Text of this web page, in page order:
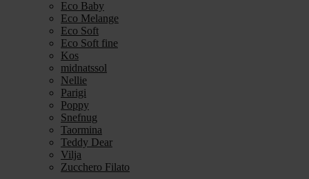
Eco Baby
Eco Melange
Eco Soft
Eco Soft fine
Kos
midnatssol
Nellie
Parigi
Poppy
Snefnug
Taormina
Teddy Dear
Vilja
Zucchero Filato